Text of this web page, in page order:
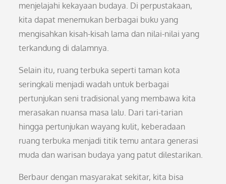
menjelajahi kekayaan budaya. Di perpustakaan,
kita dapat menemukan berbagai buku yang
mengisahkan kisah-kisah lama dan nilai-nilai yang
terkandung di dalamnya.
Selain itu, ruang terbuka seperti taman kota
seringkali menjadi wadah untuk berbagai
pertunjukan seni tradisional yang membawa kita
merasakan nuansa masa lalu. Dari tari-tarian
hingga pertunjukan wayang kulit, keberadaan
ruang terbuka menjadi titik temu antara generasi
muda dan warisan budaya yang patut dilestarikan.
Berbaur dengan masyarakat sekitar, kita bisa